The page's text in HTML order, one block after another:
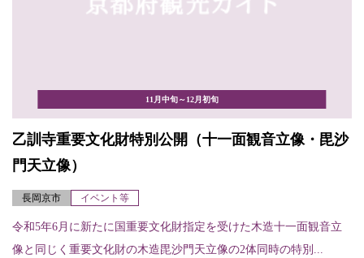
11月中旬～12月初旬
乙訓寺重要文化財特別公開（十一面観音立像・毘沙
門天立像）
長岡京市 イベント等
令和5年6月に新たに国重要文化財指定を受けた木造十一面観音立
像と同じく重要文化財の木造毘沙門天立像の2体同時の特別...